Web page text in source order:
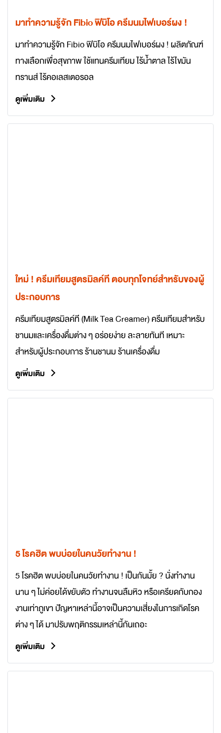
มาทำความรู้จัก Fibio ฟิบิโอ ครีมนมไฟเบอร์ผง !
มาทำความรู้จัก Fibio ฟิบิโอ ครีมนมไฟเบอร์ผง ! ผลิตภัณฑ์
ทางเลือกเพื่อสุขภาพ ใช้แทนครีมเทียม ไร้น้ำตาล ไร้ไขมัน
ทรานส์ ไร้คอเลสเตอรอล
ดูเพิ่มเติม
ใหม่ ! ครีมเทียมสูตรมิลค์ที ตอบทุกโจทย์สำหรับของผู้
ประกอบการ
ครีมเทียมสูตรมิลค์ที (Milk Tea Creamer) ครีมเทียมสำหรับ
ชานมและเครื่องดื่มต่าง ๆ อร่อยง่าย ละลายทันที เหมาะ
สำหรับผู้ประกอบการ ร้านชานม ร้านเครื่องดื่ม
ดูเพิ่มเติม
5 โรคฮิต พบบ่อยในคนวัยทำงาน !
5 โรคฮิต พบบ่อยในคนวัยทำงาน ! เป็นกันมั้ย ? นั่งทำงาน
นาน ๆ ไม่ค่อยได้ขยับตัว ทำงานจนลืมหิว หรือเครียดกับกอง
งานเท่าภูเขา ปัญหาเหล่านี้อาจเป็นความเสี่ยงในการเกิดโรค
ต่าง ๆ ได้ มาปรับพฤติกรรมเหล่านี้กันเถอะ
ดูเพิ่มเติม